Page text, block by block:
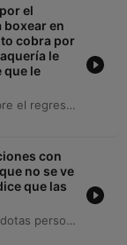
el
boxear en
cobra por
le
que le
El episodio inicia con un análisis deportivo sobre el regreso de Chicharito al fútbol, la recuperación del portero Malagón y la relevancia de la Leagues Cup. También se abordan temas de actualidad en México, como la noticia de una pensión alimenticia para una mascota. En la sección de comunidad, los conductores comparten anécdotas sobre un accidente dental por un hueso en un taco de barbacoa y debaten responsabilidades legales. El programa concluye con historias de emprendimiento, presentaciones musicales y llamadas de ayuda para familias que enfrentan dificultades migratorias y económicas.
con
no se ve
que las
El episodio ofrece una mezcla de humor, anécdotas personales y temas de actualidad. Los conductores inician con bromas, chistes de doble sentido y rumores de celebridades, para luego transitar hacia relatos sobre injusticias laborales y citas telefónicas entre los locutores. La segunda parte del programa se enfoca en historias de emprendimiento, como el caso de Eli y Maribel, junto con información crucial sobre procesos migratorios y asesoría legal. El episodio concluye con una charla sobre salud sexual con la sexóloga Miriam Valvera y consejos legales sobre el consumo de alcohol en espacios públicos.